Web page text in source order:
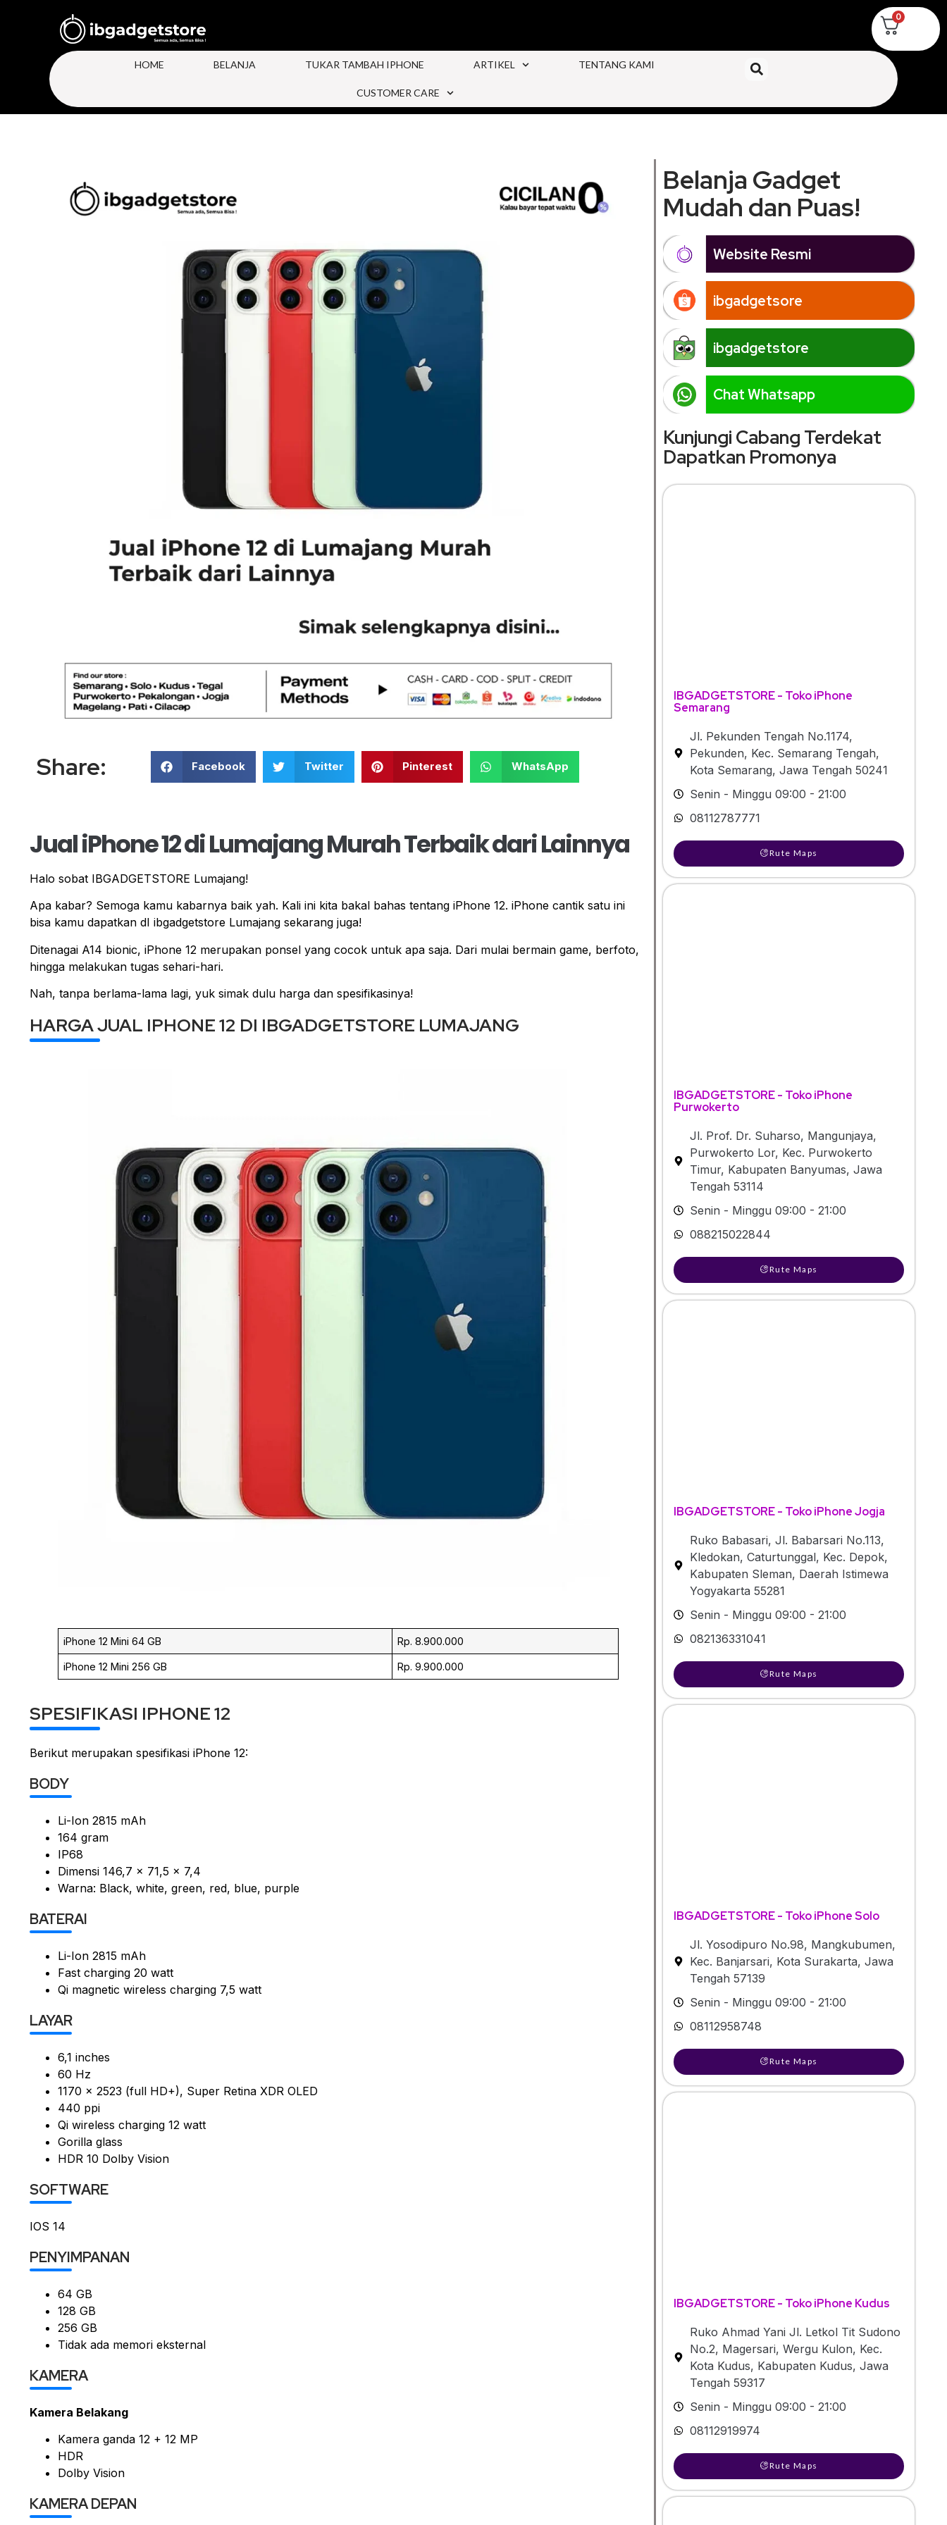
0
HOME BELANJA TUKAR TAMBAH IPHONE ARTIKEL TENTANG KAMI
CUSTOMER CARE
Share: Facebook Twitter Pinterest WhatsApp
Jual iPhone 12 di Lumajang Murah Terbaik dari Lainnya
Halo sobat IBGADGETSTORE Lumajang!
Apa kabar? Semoga kamu kabarnya baik yah. Kali ini kita bakal bahas tentang iPhone 12. iPhone cantik satu ini
bisa kamu dapatkan dI ibgadgetstore Lumajang sekarang juga!
Ditenagai A14 bionic, iPhone 12 merupakan ponsel yang cocok untuk apa saja. Dari mulai bermain game, berfoto,
hingga melakukan tugas sehari-hari.
Nah, tanpa berlama-lama lagi, yuk simak dulu harga dan spesifikasinya!
HARGA JUAL IPHONE 12 DI IBGADGETSTORE LUMAJANG
iPhone 12 Mini 64 GB Rp. 8.900.000
iPhone 12 Mini 256 GB Rp. 9.900.000
SPESIFIKASI IPHONE 12
Berikut merupakan spesifikasi iPhone 12:
BODY
Li-Ion 2815 mAh
164 gram
IP68
Dimensi 146,7 x 71,5 x 7,4
Warna: Black, white, green, red, blue, purple
BATERAI
Li-Ion 2815 mAh
Fast charging 20 watt
Qi magnetic wireless charging 7,5 watt
LAYAR
6,1 inches
60 Hz
1170 x 2523 (full HD+), Super Retina XDR OLED
440 ppi
Qi wireless charging 12 watt
Gorilla glass
HDR 10 Dolby Vision
SOFTWARE
IOS 14
PENYIMPANAN
64 GB
128 GB
256 GB
Tidak ada memori eksternal
KAMERA
Kamera Belakang
Kamera ganda 12 + 12 MP
HDR
Dolby Vision
KAMERA DEPAN
Belanja Gadget
Mudah dan Puas!
Website Resmi
ibgadgetsore
ibgadgetstore
Chat Whatsapp
Kunjungi Cabang Terdekat
Dapatkan Promonya
IBGADGETSTORE - Toko iPhone
Semarang
Jl. Pekunden Tengah No.1174,
Pekunden, Kec. Semarang Tengah,
Kota Semarang, Jawa Tengah 50241
Senin - Minggu 09:00 - 21:00
08112787771
Rute Maps
IBGADGETSTORE - Toko iPhone
Purwokerto
Jl. Prof. Dr. Suharso, Mangunjaya,
Purwokerto Lor, Kec. Purwokerto
Timur, Kabupaten Banyumas, Jawa
Tengah 53114
Senin - Minggu 09:00 - 21:00
088215022844
Rute Maps
IBGADGETSTORE - Toko iPhone Jogja
Ruko Babasari, Jl. Babarsari No.113,
Kledokan, Caturtunggal, Kec. Depok,
Kabupaten Sleman, Daerah Istimewa
Yogyakarta 55281
Senin - Minggu 09:00 - 21:00
082136331041
Rute Maps
IBGADGETSTORE - Toko iPhone Solo
Jl. Yosodipuro No.98, Mangkubumen,
Kec. Banjarsari, Kota Surakarta, Jawa
Tengah 57139
Senin - Minggu 09:00 - 21:00
08112958748
Rute Maps
IBGADGETSTORE - Toko iPhone Kudus
Ruko Ahmad Yani Jl. Letkol Tit Sudono
No.2, Magersari, Wergu Kulon, Kec.
Kota Kudus, Kabupaten Kudus, Jawa
Tengah 59317
Senin - Minggu 09:00 - 21:00
08112919974
Rute Maps